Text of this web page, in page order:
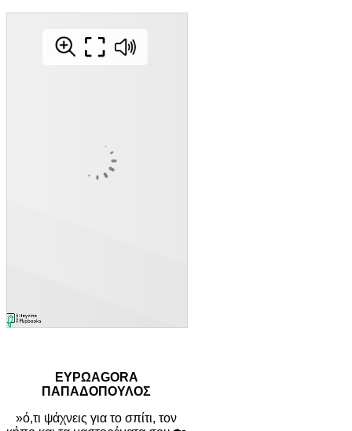
EYΡΩAGORA
ΠΑΠΑΔΟΠΟΥΛΟΣ
»ό,τι ψάχνεις για το σπίτι, τον